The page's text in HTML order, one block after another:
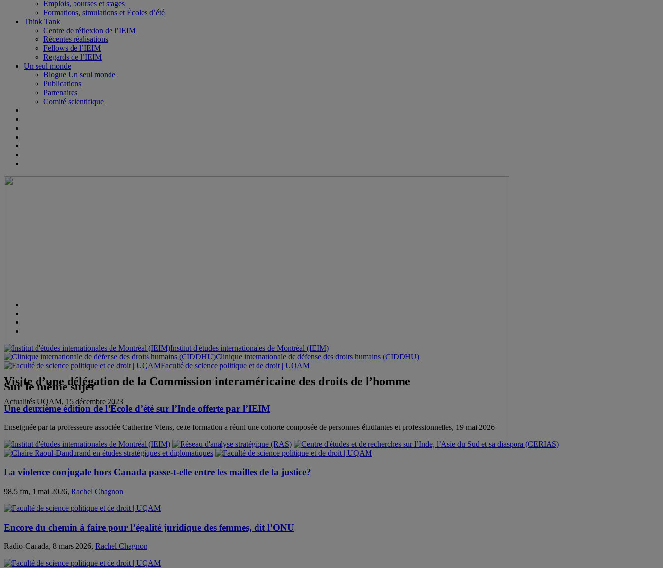
Emplois, bourses et stages
Formations, simulations et Écoles d’été
Think Tank
Centre de réflexion de l’IEIM
Récentes réalisations
Fellows de l’IEIM
Regards de l’IEIM
Un seul monde
Blogue Un seul monde
Publications
Partenaires
Comité scientifique
Visite d’une délégation de la Commission interaméricaine des droits de l’homme
Actualités UQAM, 15 décembre 2023
Institut d'études internationales de Montréal (IEIM)
Clinique internationale de défense des droits humains (CIDDHU)
Faculté de science politique et de droit | UQAM
Sur le même sujet
Une deuxième édition de l’École d’été sur l’Inde offerte par l’IEIM
Enseignée par la professeure associée Catherine Viens, cette formation a réuni une cohorte composée de personnes étudiantes et professionnelles, 19 mai 2026
La violence conjugale hors Canada passe-t-elle entre les mailles de la justice?
98.5 fm, 1 mai 2026, Rachel Chagnon
Encore du chemin à faire pour l’égalité juridique des femmes, dit l’ONU
Radio-Canada, 8 mars 2026, Rachel Chagnon